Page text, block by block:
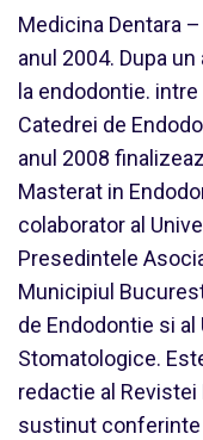
Medicina Dentara –
anul 2004. Dupa
la endodontie.
Catedrei de
anul 2008
Masterat in
colaborator al
Presedintele
Municipiul
de Endodontie si
Stomatologice.
redactie al Revistei
sustinut